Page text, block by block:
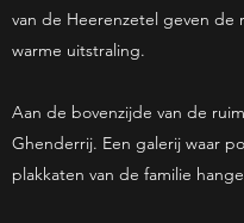
van de Heerenzetel geven de
warme uitstraling.
Aan de bovenzijde van de
Ghenderrij. Een galerij waar
plakkaten van de familie